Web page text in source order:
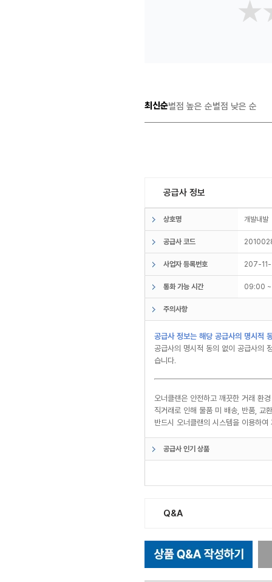
최신순별점 높은 순별점 낮은 순
공급사 정보
상호명 개발내
공급사 코드
사업자 등록번호 207-
통화 가능 시간 09:00
주의사항
공급사 정보는 해당 공급사의 명시적
공급사의 명시적 동의 없이 공급사의
습니다.
오너클랜은 안전하고 깨끗한 거래 환
직거래로 인해 물품 미 배송, 반품, 교
반드시 오너클랜의 시스템을 이용하
공급사 인기 상품
Q&A